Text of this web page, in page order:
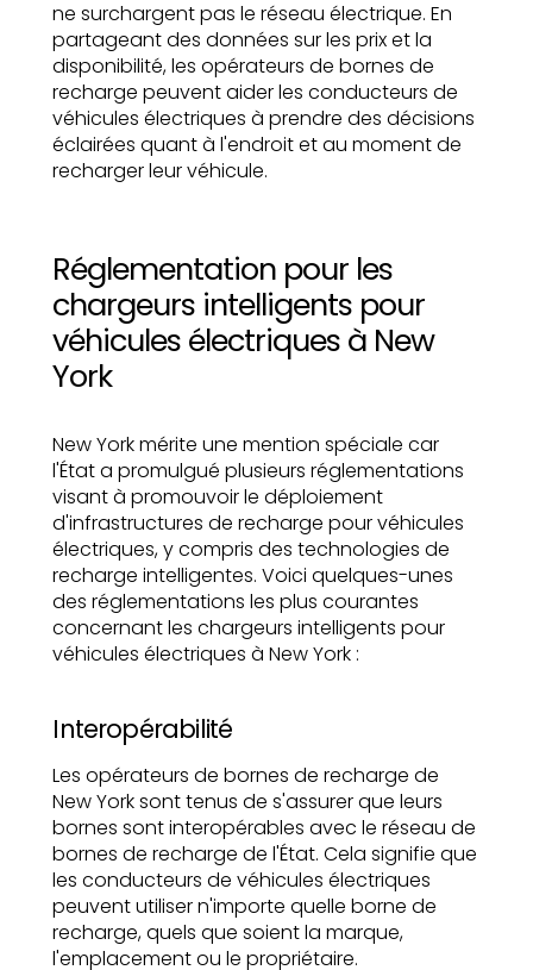
ne surchargent pas le réseau électrique. En
partageant des données sur les prix et la
disponibilité, les opérateurs de bornes de
recharge peuvent aider les conducteurs de
véhicules électriques à prendre des décisions
éclairées quant à l'endroit et au moment de
recharger leur véhicule.
Réglementation pour les
chargeurs intelligents pour
véhicules électriques à New
York
New York mérite une mention spéciale car
l'État a promulgué plusieurs réglementations
visant à promouvoir le déploiement
d'infrastructures de recharge pour véhicules
électriques, y compris des technologies de
recharge intelligentes. Voici quelques-unes
des réglementations les plus courantes
concernant les chargeurs intelligents pour
véhicules électriques à New York :
Interopérabilité
Les opérateurs de bornes de recharge de
New York sont tenus de s'assurer que leurs
bornes sont interopérables avec le réseau de
bornes de recharge de l'État. Cela signifie que
les conducteurs de véhicules électriques
peuvent utiliser n'importe quelle borne de
recharge, quels que soient la marque,
l'emplacement ou le propriétaire.